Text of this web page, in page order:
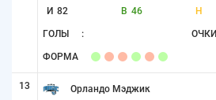
И 82 В 46 Н
ГОЛЫ : ОЧКИ
ФОРМА
13 Орландо Мэджик